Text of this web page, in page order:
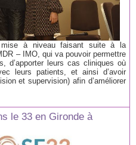
à niveau faisant suite à la
– IMO, qui va pouvoir permettre
d’apporter leurs cas cliniques où
leurs patients, et ainsi d’avoir
et supervision) afin d’améliorer
le 33 en Gironde à